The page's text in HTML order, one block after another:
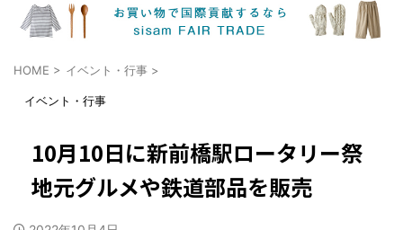
HOME > イベント・行事 >
イベント・行事
10月10日に新前橋駅ロータリー祭
地元グルメや鉄道部品を販売